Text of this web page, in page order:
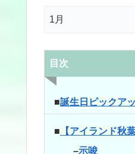
1月
目次
■誕生日ピックア
■ 【アイランド秋
–示唆